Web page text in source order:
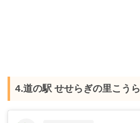
4.道の駅 せせらぎの里こうら